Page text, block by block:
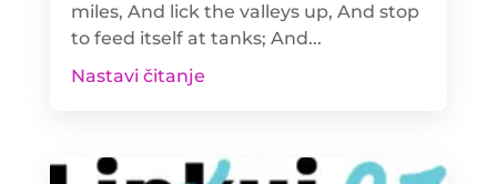
miles, And lick the valleys up, And stop
to feed itself at tanks; And...
Nastavi čitanje